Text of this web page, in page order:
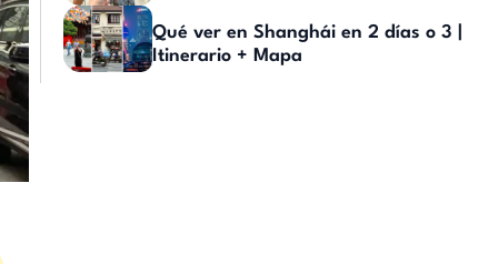
Qué ver en Shanghái en 2 días o 3 |
Itinerario + Mapa